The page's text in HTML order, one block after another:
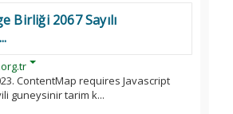
Birliği 2067 Sayılı
ContentMap requires Javascript
guneysinir tarim k...